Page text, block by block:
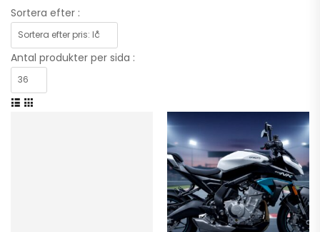
Sortera efter :
Antal produkter per sida :